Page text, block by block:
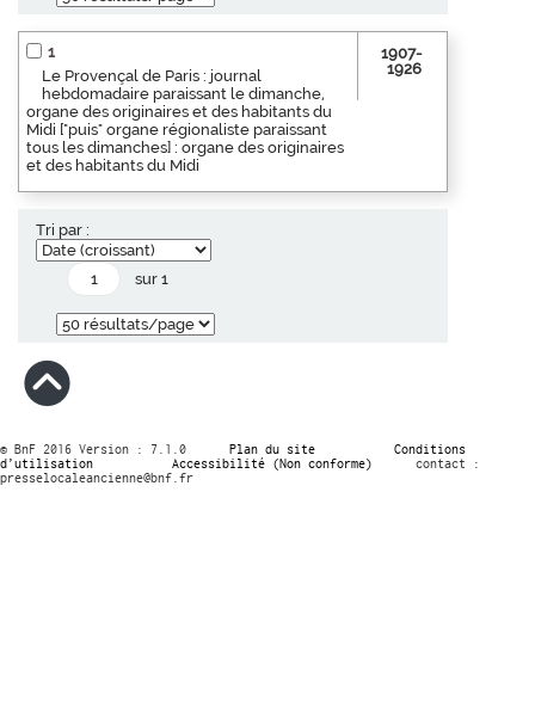
1
Le Provençal de Paris : journal
hebdomadaire paraissant le dimanche,
organe des originaires et des habitants du
Midi ["puis" organe régionaliste paraissant
tous les dimanches] : organe des originaires
et des habitants du Midi
1907-
1926
Tri par :
sur 1
© BnF 2016 Version : 7.1.0 Plan du site
Conditions
d’utilisation
Accessibilité (Non conforme)
contact :
presselocaleancienne@bnf.fr